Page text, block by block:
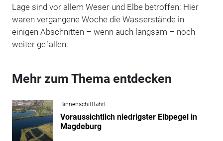
Lage sind vor allem Weser und Elbe betroffen: Hier
waren vergangene Woche die Wasserstände in
einigen Abschnitten – wenn auch langsam – noch
weiter gefallen.
Mehr zum Thema entdecken
Binnenschifffahrt
Voraussichtlich niedrigster Elbpegel in
Magdeburg